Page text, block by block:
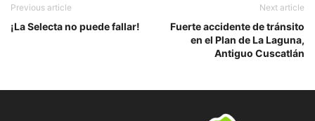
Previous article
¡La Selecta no puede fallar!
Next article
Fuerte accidente de tránsito
en el Plan de La Laguna,
Antiguo Cuscatlán